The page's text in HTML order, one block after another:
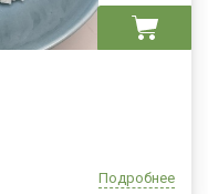
Подробнее